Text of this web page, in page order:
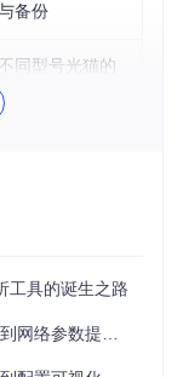
备份
同型号光猫的
件处理
工具的诞生之路
全流程解决方案